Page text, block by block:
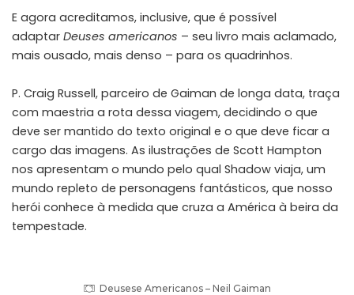
E agora acreditamos, inclusive, que é possível
adaptar Deuses americanos – seu livro mais aclamado,
mais ousado, mais denso – para os quadrinhos.
P. Craig Russell, parceiro de Gaiman de longa data, traça
com maestria a rota dessa viagem, decidindo o que
deve ser mantido do texto original e o que deve ficar a
cargo das imagens. As ilustrações de Scott Hampton
nos apresentam o mundo pelo qual Shadow viaja, um
mundo repleto de personagens fantásticos, que nosso
herói conhece à medida que cruza a América à beira da
tempestade.
Deusese Americanos – Neil Gaiman